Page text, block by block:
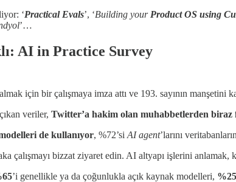
‘Practical Evals’, ‘Building your Product OS using
’…
AI in Practice Survey
için bir çalışmaya imza attı ve 193. sayının manşetini
veriler, Twitter’a hakim olan muhabbetlerden biraz
de kullanıyor, %72’si AI agent’larını
çalışmayı bizzat ziyaret edin. AI altyapı işlerini
’i genellikle ya da çoğunlukla açık kaynak modelleri, %25